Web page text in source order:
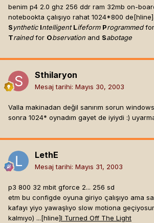
benim p4 2.0 ghz 256 ddr ram 32mb on-
notebookta çalışıyo rahat 1024*800 de[hline]
Synthetic Intelligent Lifeform Programmedfor
Trainedfor Observation and Sabotage
Sthilaryon
Mesaj tarihi: Mayıs 30, 2003
Valla makinadan değil sanırım sorun
sonra 1024* oynadım gayet de iyiydi :)
LethE
Mesaj tarihi: Mayıs 31, 2003
p3 800 32 mbit gforce 2... 256 sd
etm bu configde oyuna giriyo çalışıyo ama
kafayı yiyo yawaşlıyo slow motiona
kalmıyo) ...[hline]I Turned Off The Light